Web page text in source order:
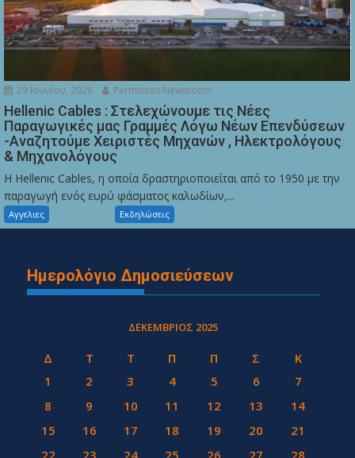
29 Ιουνίου, 2026 Permissos Newsroom
Hellenic Cables : Στελεχώνουμε τις Νέες
Παραγωγικές μας Γραμμές Λόγω Νέων Επενδύσεων
-Αναζητούμε Χειριστές Μηχανών , Ηλεκτρολόγους
& Μηχανολόγους
Η Hellenic Cables, η οποία δραστηριοποιείται από το 1950 με την
παραγωγή ενός ευρύ φάσματος καλωδίων,...
Αγγελιες Εκδηλώσεις
Ημερολόγιο Δημοσιεύσεων
ΔΕΚΈΜΒΡΙΟΣ 2025
Δ Τ Τ Π Π Σ
Κ
1
2 3 4 5 6
7
8
9 10 11 12 13
14
15
16 17 18 19 20
21